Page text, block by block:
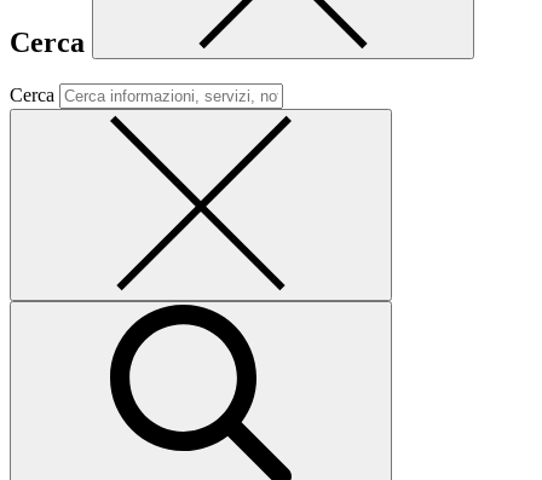
Cerca
Cerca